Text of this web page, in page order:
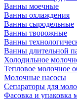
Ванны моечные
Ванны охлаждения
Ванны сыродельные
Ванны творожные
Ванны
Ванны длительной
Холодильное
Тепловое молочное
Молочные насосы
Сепараторы для
Фасовка и упаковка